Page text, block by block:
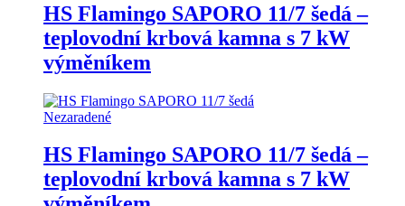
HS Flamingo SAPORO 11/7 šedá –
teplovodní krbová kamna s 7 kW
výměníkem
Nezaradené
HS Flamingo SAPORO 11/7 šedá –
teplovodní krbová kamna s 7 kW